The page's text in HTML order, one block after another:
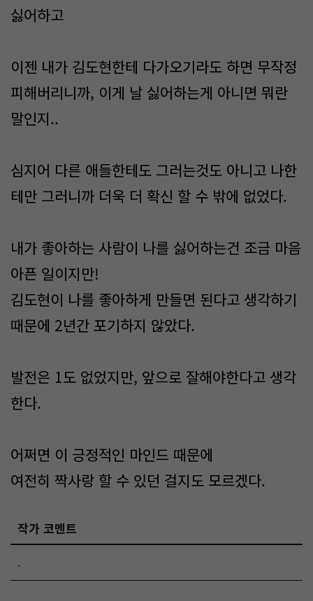
싫어하고
이젠 내가 김도현한테 다가오기라도 하면 무작정
피해버리니까, 이게 날 싫어하는게 아니면 뭐란
말인지..
심지어 다른 애들한테도 그러는것도 아니고 나한
테만 그러니까 더욱 더 확신 할 수 밖에 없었다.
내가 좋아하는 사람이 나를 싫어하는건 조금 마음
아픈 일이지만!
김도현이 나를 좋아하게 만들면 된다고 생각하기
때문에 2년간 포기하지 않았다.
발전은 1도 없었지만, 앞으로 잘해야한다고 생각
한다.
어쩌면 이 긍정적인 마인드 때문에
여전히 짝사랑 할 수 있던 걸지도 모르겠다.
작가 코멘트
.